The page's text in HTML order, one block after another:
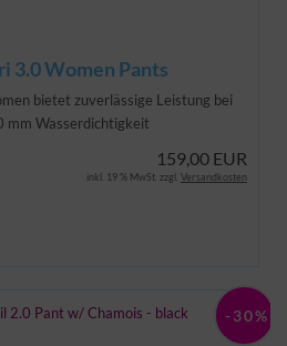
3.0 Women Pants
bietet zuverlässige Leistung bei
Wasserdichtigkeit
159,00 EUR
inkl. 19 % MwSt. zzgl. Versandkosten
-30%